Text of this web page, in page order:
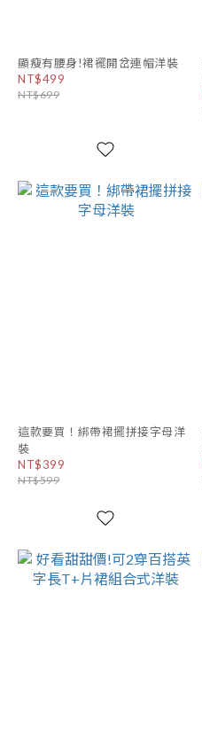
顯瘦有腰身!裙襬開岔連帽洋裝
NT$499
NT$699
這款要買！綁帶裙擺拼接字母洋
裝
NT$399
NT$599